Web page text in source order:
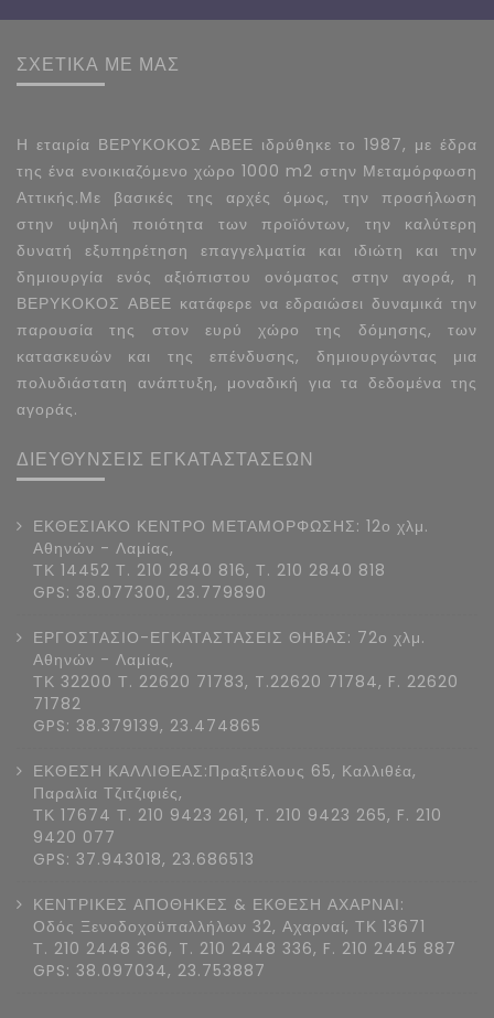
ΣΧΕΤΙΚΑ ΜΕ ΜΑΣ
Η εταιρία ΒΕΡΥΚΟΚΟΣ ΑΒΕΕ ιδρύθηκε το 1987, με έδρα
της ένα ενοικιαζόμενο χώρο 1000 m2 στην Μεταμόρφωση
Αττικής.Με βασικές της αρχές όμως, την προσήλωση
στην υψηλή ποιότητα των προϊόντων, την καλύτερη
δυνατή εξυπηρέτηση επαγγελματία και ιδιώτη και την
δημιουργία ενός αξιόπιστου ονόματος στην αγορά, η
ΒΕΡΥΚΟΚΟΣ ΑΒΕΕ κατάφερε να εδραιώσει δυναμικά την
παρουσία της στον ευρύ χώρο της δόμησης, των
κατασκευών και της επένδυσης, δημιουργώντας μια
πολυδιάστατη ανάπτυξη, μοναδική για τα δεδομένα της
αγοράς.
ΔΙΕΥΘΥΝΣΕΙΣ ΕΓΚΑΤΑΣΤΑΣΕΩΝ
ΕΚΘΕΣΙΑΚΟ ΚΕΝΤΡΟ ΜΕΤΑΜΟΡΦΩΣΗΣ: 12ο χλμ.
Αθηνών - Λαμίας,
ΤΚ 14452 Τ. 210 2840 816, Τ. 210 2840 818
GPS: 38.077300, 23.779890
ΕΡΓΟΣΤΑΣΙΟ-ΕΓΚΑΤΑΣΤΑΣΕΙΣ ΘΗΒΑΣ: 72ο χλμ.
Αθηνών - Λαμίας,
ΤΚ 32200 Τ. 22620 71783, T.22620 71784, F. 22620
71782
GPS: 38.379139, 23.474865
ΕΚΘΕΣΗ ΚΑΛΛΙΘΕΑΣ:Πραξιτέλους 65, Καλλιθέα,
Παραλία Τζιτζιφιές,
ΤΚ 17674 Τ. 210 9423 261, T. 210 9423 265, F. 210
9420 077
GPS: 37.943018, 23.686513
ΚΕΝΤΡΙΚΕΣ ΑΠΟΘΗΚΕΣ & ΕΚΘΕΣΗ ΑΧΑΡΝΑΙ:
Οδός Ξενοδοχοϋπαλλήλων 32, Αχαρναί, ΤΚ 13671
Τ. 210 2448 366, T. 210 2448 336, F. 210 2445 887
GPS: 38.097034, 23.753887